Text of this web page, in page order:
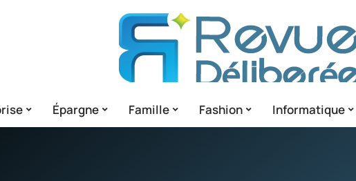
Épargne Famille Fashion Informatique